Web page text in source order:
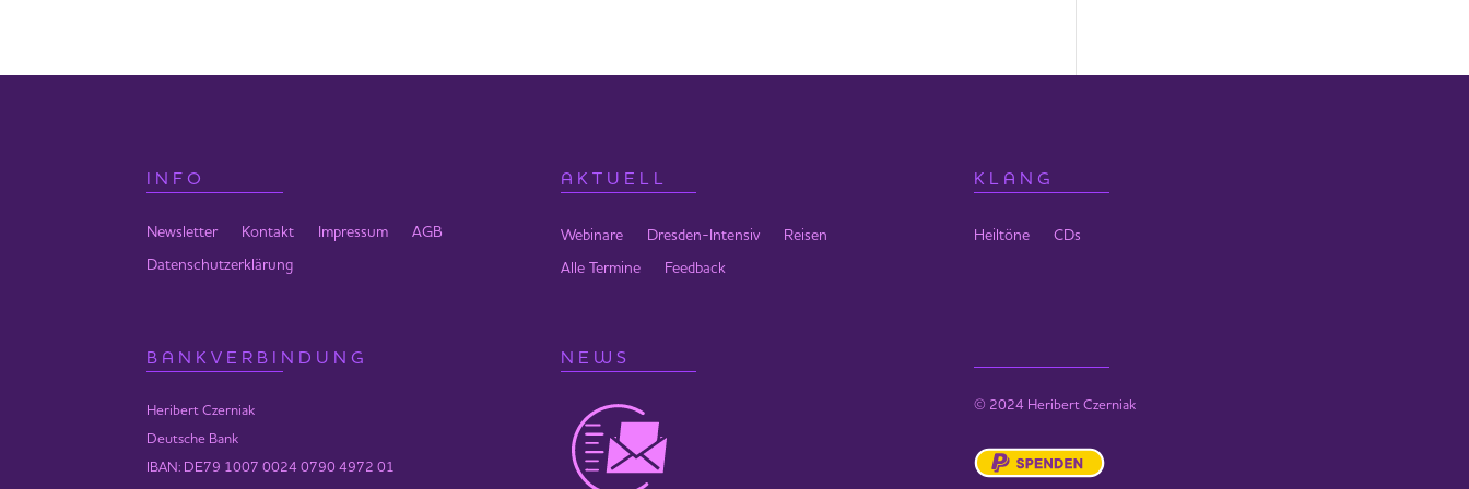
Themen und beginnt mit der Reinigung bis in die tieferen Ebenen deines Daseins. (Dauer 60 Minuten)
Zeiten werden noch bekannt gegeben
Ausgleich
Fr 20 € | Fr-So 300 €
Mittagspause)
Ort
AURYN
– Offener Raum, Hohenfriedbergstraße 10a, 10829 Berlin-Schöneberg
INFO
Newsletter Kontakt Impressum
AGB
Datenschutzerklärung
AKTUELL
Webinare Dresden-Intensiv
Reisen
Alle Termine
Feedback
KLANG
Heiltöne CDs
BANKVERBINDUNG
Heribert Czerniak
Deutsche Bank
IBAN: DE79 1007 0024 0790 4972 01
NEWS
© 2024 Heribert Czerniak